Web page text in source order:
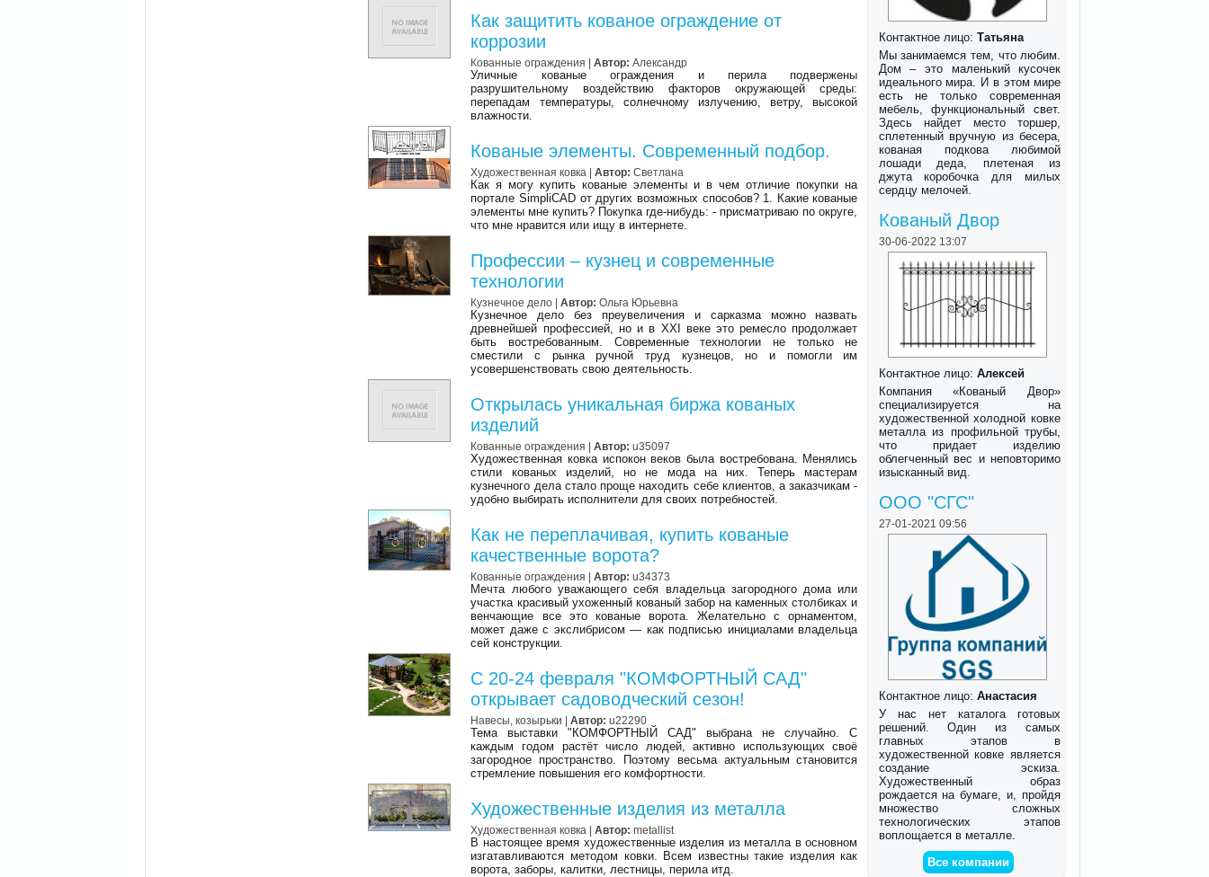
Контактное лицо: Татьяна
Мы занимаемся тем, что любим.
Дом – это маленький кусочек
идеального мира. И в этом мире
есть не только современная
мебель, функциональный свет.
Здесь найдет место торшер,
сплетенный вручную из бесера,
кованая подкова любимой
лошади деда, плетеная из
джута коробочка для милых
сердцу мелочей.
Кованый Двор
30-06-2022 13:07
Контактное лицо: Алексей
Компания «Кованый Двор»
специализируется на
художественной холодной ковке
металла из профильной трубы,
что придает изделию
облегченный вес и неповторимо
изысканный вид.
ООО "СГС"
27-01-2021 09:56
Контактное лицо: Анастасия
У нас нет каталога готовых
решений. Один из самых
главных этапов в
художественной ковке является
создание эскиза.
Художественный образ
рождается на бумаге, и, пройдя
множество сложных
технологических этапов
воплощается в металле.
Все компании
Как защитить кованое ограждение от
коррозии
Кованные ограждения |Автор: Александр
Уличные кованые ограждения и перила подвержены
разрушительному воздействию факторов окружающей среды:
перепадам температуры, солнечному излучению, ветру, высокой
влажности.
Кованые элементы. Современный подбор.
Художественная ковка |Автор: Светлана
Как я могу купить кованые элементы и в чем отличие покупки на
портале SimpliCAD от других возможных способов? 1. Какие кованые
элементы мне купить? Покупка где-нибудь: - присматриваю по округе,
что мне нравится или ищу в интернете.
Профессии – кузнец и современные
технологии
Кузнечное дело |Автор: Ольга Юрьевна
Кузнечное дело без преувеличения и сарказма можно назвать
древнейшей профессией, но и в XXI веке это ремесло продолжает
быть востребованным. Современные технологии не только не
сместили с рынка ручной труд кузнецов, но и помогли им
усовершенствовать свою деятельность.
Открылась уникальная биржа кованых
изделий
Кованные ограждения |Автор: u35097
Художественная ковка испокон веков была востребована. Менялись
стили кованых изделий, но не мода на них. Теперь мастерам
кузнечного дела стало проще находить себе клиентов, а заказчикам -
удобно выбирать исполнители для своих потребностей.
Как не переплачивая, купить кованые
качественные ворота?
Кованные ограждения |Автор: u34373
Мечта любого уважающего себя владельца загородного дома или
участка красивый ухоженный кованый забор на каменных столбиках и
венчающие все это кованые ворота. Желательно с орнаментом,
может даже с экслибрисом — как подписью инициалами владельца
сей конструкции.
С 20-24 февраля "КОМФОРТНЫЙ САД"
открывает садоводческий сезон!
Навесы, козырьки |Автор: u22290
Тема выставки "КОМФОРТНЫЙ САД" выбрана не случайно. С
каждым годом растёт число людей, активно использующих своё
загородное пространство. Поэтому весьма актуальным становится
стремление повышения его комфортности.
Художественные изделия из металла
Художественная ковка |Автор: metallist
В настоящее время художественные изделия из металла в основном
изгатавливаются методом ковки. Всем известны такие изделия как
ворота, заборы, калитки, лестницы, перила итд.